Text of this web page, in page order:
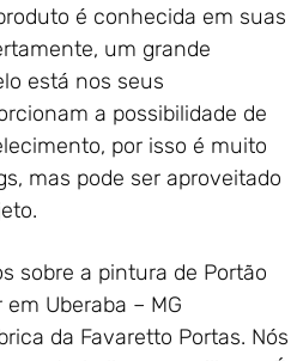
é conhecida em suas
um grande
está nos seus
a possibilidade de
por isso é muito
mas pode ser aproveitado
sobre a pintura de Portão
Uberaba – MG
da Favaretto Portas. Nós